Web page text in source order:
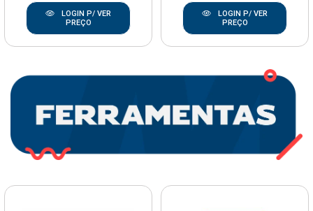
LOGIN P/ VER
PREÇO
LOGIN P/ VER
PREÇO